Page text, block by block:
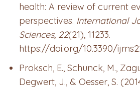
health: A review of current
perspectives. International
Sciences, 22(21), 11233.
https://doi.org/10.3390/
Proksch, E., Schunck, M.,
Degwert, J., & Oesser, S.